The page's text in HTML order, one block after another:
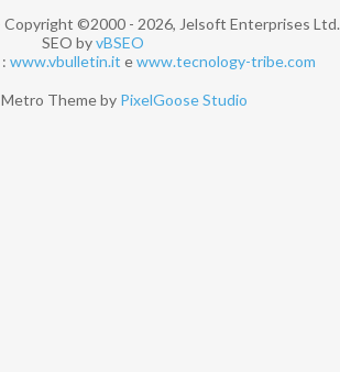
Copyright ©2000 - 2026, Jelsoft Enterprises Ltd.
SEO byvBSEO
www.vbulletin.it ewww.tecnology-tribe.com
Theme by PixelGoose Studio